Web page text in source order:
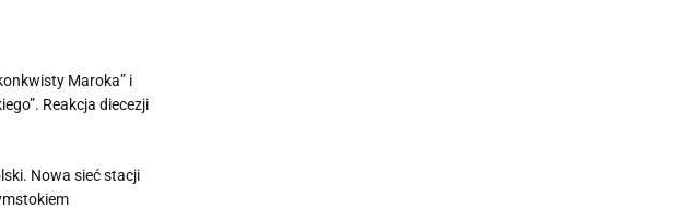
Maroka” i
Reakcja diecezji
Nowa sieć stacji